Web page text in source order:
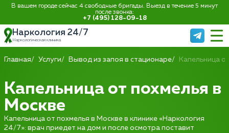
В вашем городе сейчас 4 свободные бригады. Выезд в течение 5 минут
после звонка:
+7 (495) 128-09-18
Наркология 24/7
Наркологическая клиника
Главная Услуги Вывод из запоя в стационаре Капельница
Капельница от похмелья в
Москве
Капельница от похмелья в Москве в клинике «Наркология
24/7»: врач приедет на дом и после осмотра поставит